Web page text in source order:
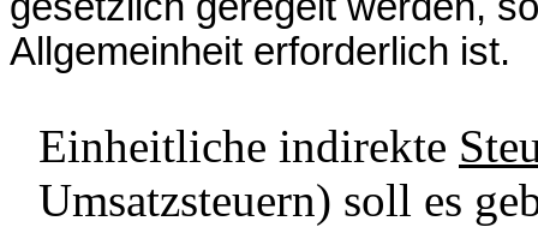
Allgemeinheit erforderlich ist.
Einheitliche indirekte
Umsatzsteuern) soll es